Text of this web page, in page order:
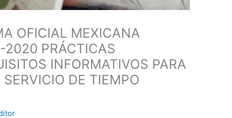
OFICIAL MEXICANA
PRÁCTICAS
INFORMATIVOS PARA
DE TIEMPO